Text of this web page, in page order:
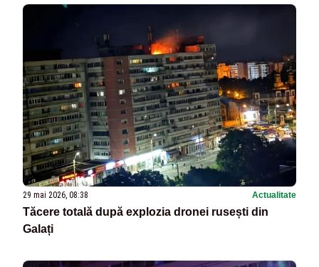
29 mai 2026, 08:38 Actualitate
Tăcere totală după explozia dronei rusești din
Galați